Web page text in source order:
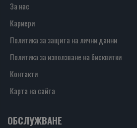
За нас
Кариери
Политика за защита на лични данни
Политика за използване на бисквитки
Контакти
Карта на сайта
ОБСЛУЖВАНЕ